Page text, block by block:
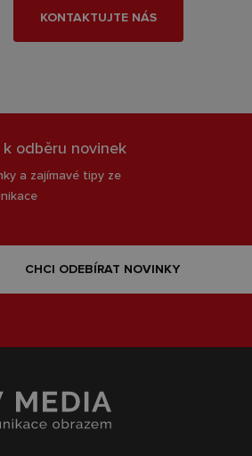
KONTAKTUJTE NÁS
odběru novinek
a zajímavé tipy ze
CHCI ODEBÍRAT NOVINKY